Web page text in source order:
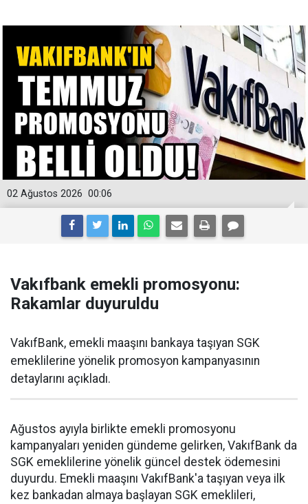
00:06
02 Ağustos 2026
Vakıfbank emekli promosyonu:
Rakamlar duyuruldu
VakıfBank, emekli maaşını bankaya taşıyan SGK
emeklilerine yönelik promosyon kampanyasının
detaylarını açıkladı.
Ağustos ayıyla birlikte emekli promosyonu
kampanyaları yeniden gündeme gelirken, VakıfBank da
SGK emeklilerine yönelik güncel destek ödemesini
duyurdu. Emekli maaşını VakıfBank'a taşıyan veya ilk
kez bankadan almaya başlayan SGK emeklileri,